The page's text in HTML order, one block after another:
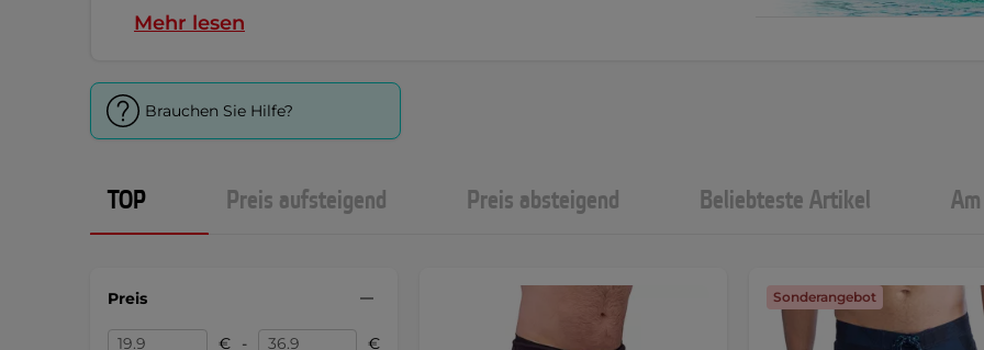
Mehr lesen
Brauchen Sie Hilfe?
TOP Preis aufsteigend Preis absteigend Beliebteste Artikel
Preis
€ - €
Sonderangebot